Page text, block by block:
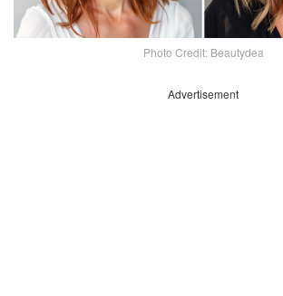
Photo Credit: Beautydea
Advertisement